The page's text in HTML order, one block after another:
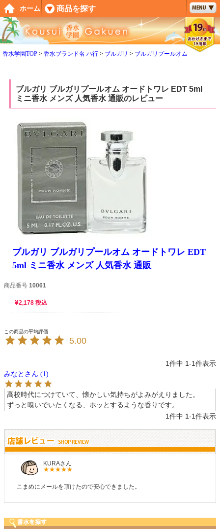
香水学園TOP 香水ブランド名 ハ行 ブルガリ ブルガリプールオム
ブルガリ ブルガリプールオム オードトワレ EDT 5ml
ミニ香水 メンズ 人気香水 通販のレビュー
ブルガリ ブルガリプールオム オードトワレ EDT
5ml ミニ香水 メンズ 人気香水 通販
商品番号 10061
¥2,178 税込
5.00
1件中 1-1件表示
みなと 1
高校時代につけていて、懐かしい気持ちがよみがえりました。
ずっと嗅いでいたくなる、ホッとするような香りです。
1件中 1-1件表示
KURAさん
こまめにメールを頂けたので安心できました。
ペー
ジト
ップ
へ
ホーム 商品を探す